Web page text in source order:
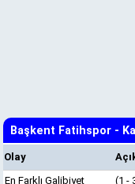
Başkent Fatihspor -
Olay
En Farklı Galibiyet
(1 -